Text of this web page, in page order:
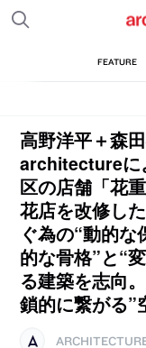
高野洋平＋森
architectureに
区の店舗「花
花店を改修し
ぐ為の“動的
的な骨格”と“
る建築を志向
鎖的に繋がる”